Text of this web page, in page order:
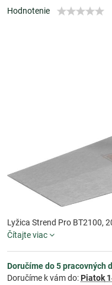
Hodnotenie
Lyžica Strend Pro BT2100,
Čítajte viac
Doručíme do 5 pracovných
Doručíme k vám do: Piatok